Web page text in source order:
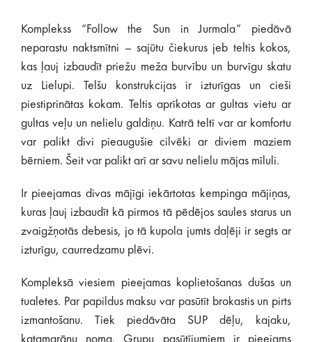
Komplekss “Follow the Sun in Jurmala” piedāvā
neparastu naktsmītni – sajūtu čiekurus jeb teltis kokos,
kas ļauj izbaudīt priežu meža burvību un burvīgu skatu
uz Lielupi. Telšu konstrukcijas ir izturīgas un cieši
piestiprinātas kokam. Teltis aprīkotas ar gultas vietu ar
gultas veļu un nelielu galdiņu. Katrā teltī var ar komfortu
var palikt divi pieaugušie cilvēki ar diviem maziem
bērniem. Šeit var palikt arī ar savu nelielu mājas mīluli.
Ir pieejamas divas mājīgi iekārtotas kempinga mājiņas,
kuras ļauj izbaudīt kā pirmos tā pēdējos saules starus un
zvaigžņotās debesis, jo tā kupola jumts daļēji ir segts ar
izturīgu, caurredzamu plēvi.
Kompleksā viesiem pieejamas koplietošanas dušas un
tualetes. Par papildus maksu var pasūtīt brokastis un pirts
izmantošanu. Tiek piedāvāta SUP dēļu, kajaku,
katamarānu noma. Grupu pasūtījumiem ir pieejams